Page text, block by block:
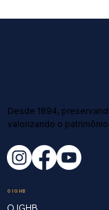
Desde 1894,
valorizando o patrimônio
O IGHB